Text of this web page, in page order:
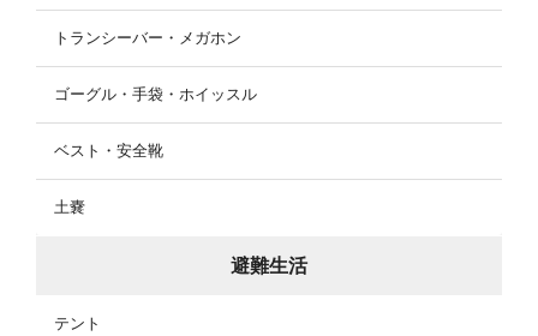
トランシーバー・メガホン
ゴーグル・手袋・ホイッスル
ベスト・安全靴
土嚢
避難生活
テント